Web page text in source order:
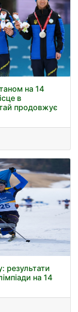
на 14
в
продовжує
результати
на 14